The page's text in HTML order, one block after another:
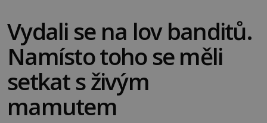
Vydali se na lov banditů.
Namísto toho se měli
setkat s živým
mamutem